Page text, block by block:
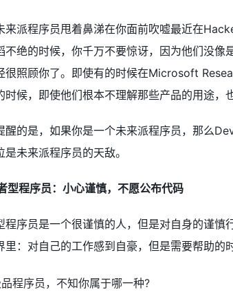
来派程序员甩着鼻涕在你面前吹嘘最近在
不绝的时候，你千万不要惊讶，因为他们没
很照顾你了。即使有的时候在Microsoft
时候，即使他们根本不理解那些产品的用途，
醒的是，如果你是一个未来派程序员，那么
未来派程序员的天敌。
型程序员：小心谨慎，不愿公布代码
程序员是一个很谨慎的人，但是对自身的谨慎
里：对自己的工作感到自豪，但是需要帮助的